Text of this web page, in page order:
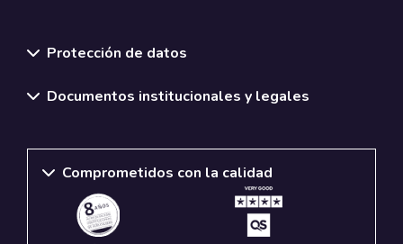
Protección de datos
Documentos institucionales y legales
Comprometidos con la calidad